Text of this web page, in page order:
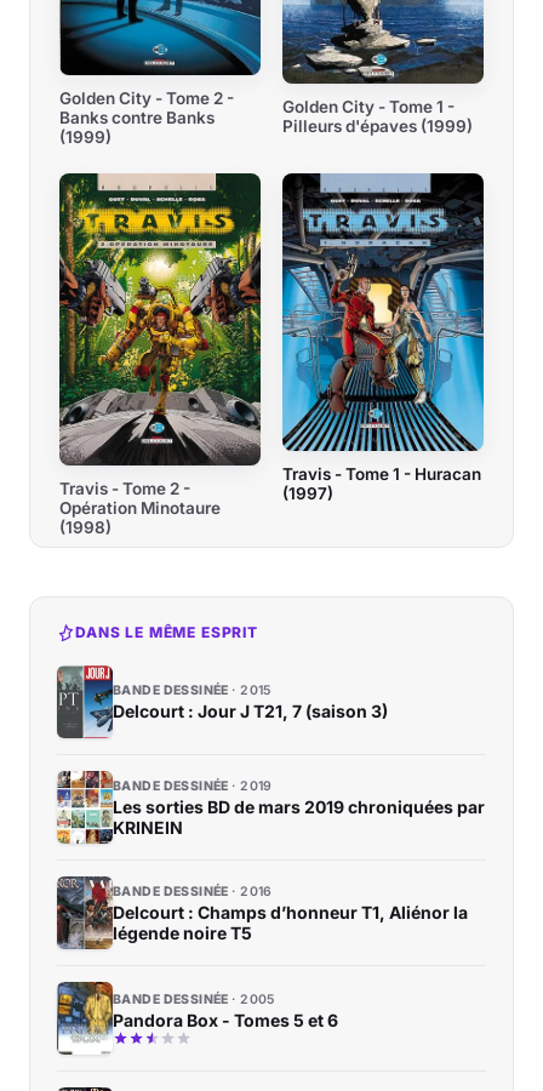
Golden City - Tome 2 -
Banks contre Banks
(1999)
Golden City - Tome 1 -
Pilleurs d'épaves (1999)
Travis - Tome 2 -
Opération Minotaure
(1998)
Travis - Tome 1 - Huracan
(1997)
DANS LE MÊME ESPRIT
BANDE DESSINÉE 2015
Delcourt : Jour J T21, 7 (saison 3)
BANDE DESSINÉE 2019
Les sorties BD de mars 2019 chroniquées par
KRINEIN
BANDE DESSINÉE 2016
Delcourt : Champs d’honneur T1, Aliénor la
légende noire T5
BANDE DESSINÉE 2005
Pandora Box - Tomes 5 et 6